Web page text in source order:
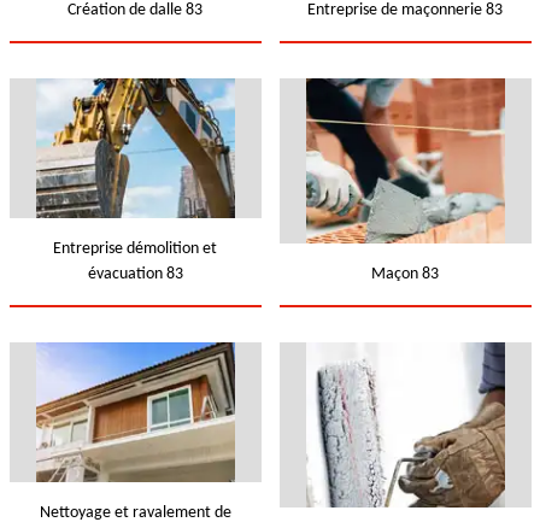
Création de dalle 83 Entreprise de maçonnerie 83
Entreprise démolition et
évacuation 83
Maçon 83
Nettoyage et ravalement de